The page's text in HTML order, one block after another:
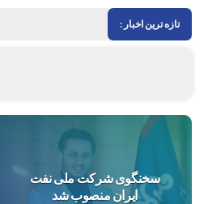
تازه ترین اخبار :
سخنگوی شرکت ملی نفت
ایران منصوب شد